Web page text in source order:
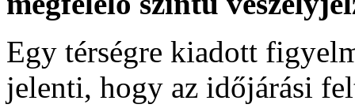
Egy térségre kiadott
jelenti, hogy az időjárási